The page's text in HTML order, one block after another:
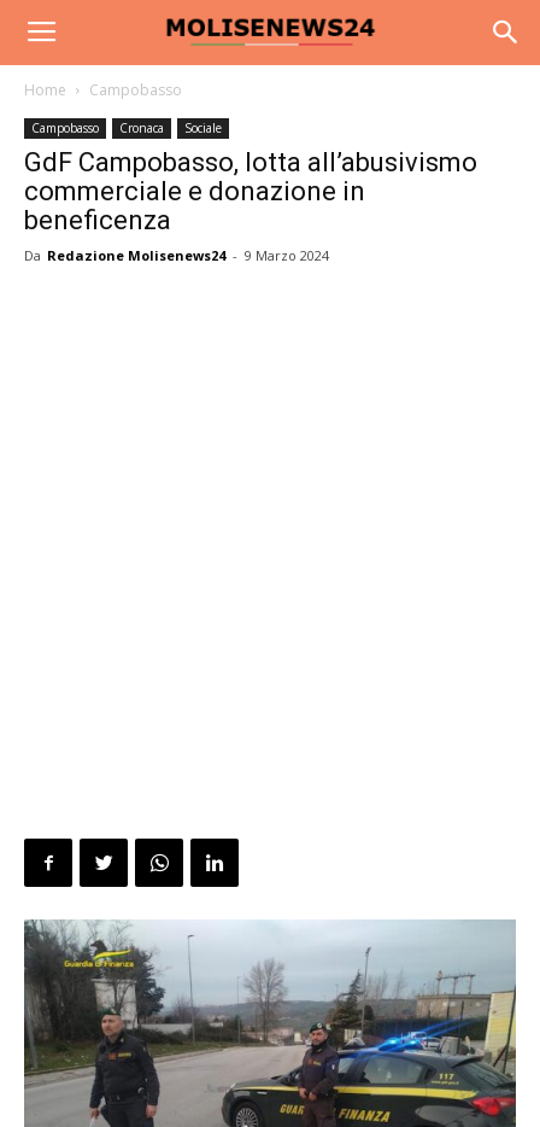
Home Campobasso
Campobasso Cronaca Sociale
GdF Campobasso, lotta all’abusivismo
commerciale e donazione in
beneficenza
Da Redazione Molisenews24 - 9 Marzo 2024